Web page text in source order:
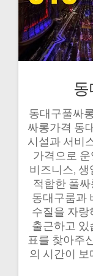
동대구풀싸
싸롱가격 동
시설과 서비
가격으로
비즈니스,
적합한 풀
동대구룸과
수질을 자랑
출근하고 있
표를 찾아주
의 시간이